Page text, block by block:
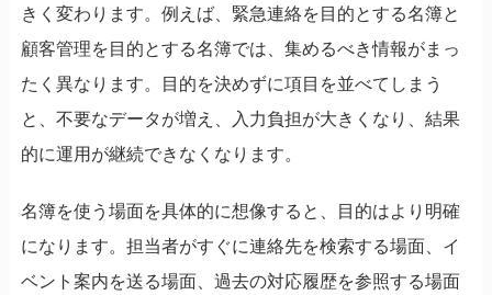
きく変わります。例えば、緊急連絡を目的とする名簿と
顧客管理を目的とする名簿では、集めるべき情報がまっ
たく異なります。目的を決めずに項目を並べてしまう
と、不要なデータが増え、入力負担が大きくなり、結果
的に運用が継続できなくなります。
名簿を使う場面を具体的に想像すると、目的はより明確
になります。担当者がすぐに連絡先を検索する場面、イ
ベント案内を送る場面、過去の対応履歴を参照する場面